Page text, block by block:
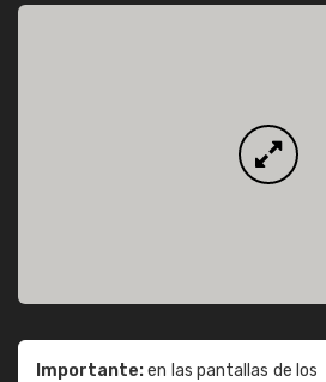
Importante:en las pantallas de los